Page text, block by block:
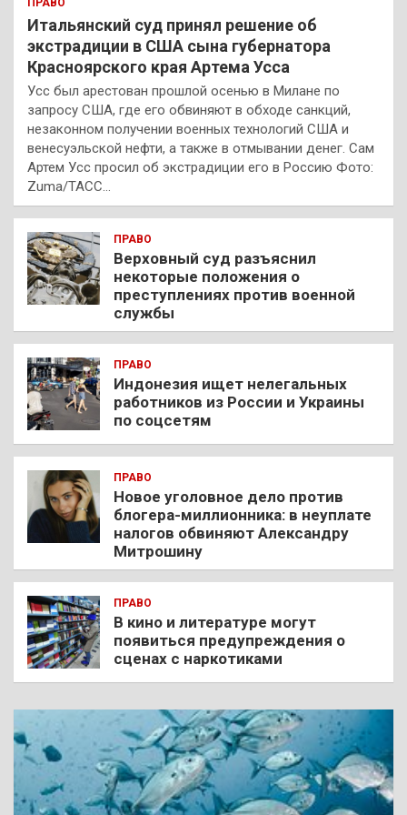
ПРАВО
Итальянский суд принял решение об
экстрадиции в США сына губернатора
Красноярского края Артема Усса
Усс был арестован прошлой осенью в Милане по
запросу США, где его обвиняют в обходе санкций,
незаконном получении военных технологий США и
венесуэльской нефти, а также в отмывании денег. Сам
Артем Усс просил об экстрадиции его в Россию Фото:
Zuma/ТАСС…
ПРАВО
Верховный суд разъяснил
некоторые положения о
преступлениях против военной
службы
ПРАВО
Индонезия ищет нелегальных
работников из России и Украины
по соцсетям
ПРАВО
Новое уголовное дело против
блогера-миллионника: в неуплате
налогов обвиняют Александру
Митрошину
ПРАВО
В кино и литературе могут
появиться предупреждения о
сценах с наркотиками